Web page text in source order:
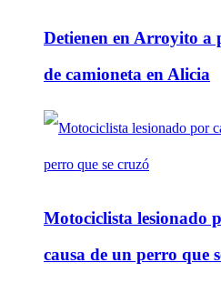
Detienen en Arroyito a
de camioneta en Alicia
Motociclista lesionado
causa de un perro que